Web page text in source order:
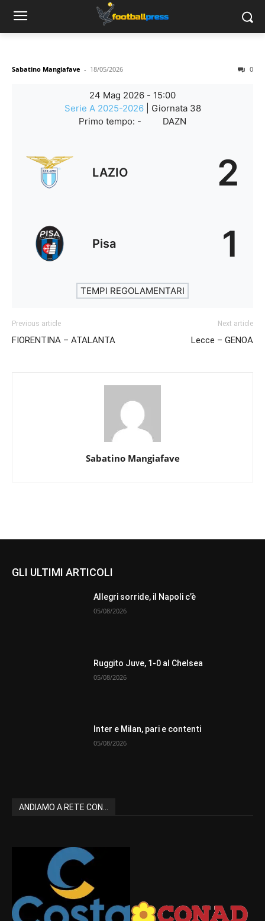
Sabatino Mangiafave - 18/05/2026 0
24 Mag 2026 - 15:00
Serie A 2025-2026
| Giornata 38
Primo tempo: -
DAZN
LAZIO 2
Pisa 1
TEMPI REGOLAMENTARI
Previous article
FIORENTINA – ATALANTA
Next article
Lecce – GENOA
Sabatino Mangiafave
GLI ULTIMI ARTICOLI
Allegri sorride, il Napoli c’è
05/08/2026
Ruggito Juve, 1-0 al Chelsea
05/08/2026
Inter e Milan, pari e contenti
05/08/2026
ANDIAMO A RETE CON...